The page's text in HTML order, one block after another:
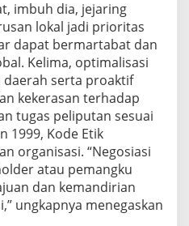
imbuh dia, jejaring
lokal jadi prioritas
dapat bermartabat dan
Kelima, optimalisasi
daerah serta proaktif
kekerasan terhadap
tugas peliputan sesuai
1999, Kode Etik
organisasi. “Negosiasi
atau pemangku
dan kemandirian
ungkapnya menegaskan